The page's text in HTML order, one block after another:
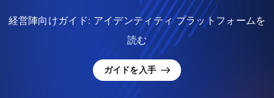
経営陣向けガイド: アイデンティティ プラットフォームを
読む
ガイドを入手